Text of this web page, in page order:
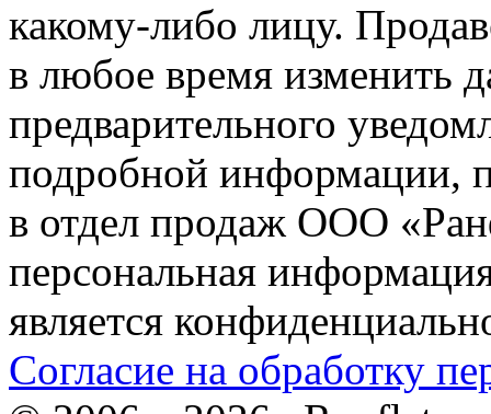
какому-либо лицу.
в любое время изменить
предварительного
подробной информации,
в отдел продаж ООО
персональная
является
Согласие на обработку